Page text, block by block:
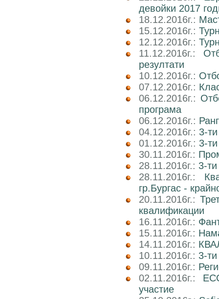
девойки 2017
18.12.2016г.:
15.12.2016г.:
12.12.2016г.:
11.12.2016г.:
резултати
10.12.2016г.:
07.12.2016г.:
06.12.2016г.:
програма
06.12.2016г.:
04.12.2016г.: 3-
01.12.2016г.: 3-
30.11.2016г.:
28.11.2016г.: 3-
28.11.2016г.:
гр.Бургас -
20.11.2016г.:
квалификации
16.11.2016г.:
15.11.2016г.:
14.11.2016г.:
10.11.2016г.: 3-
09.11.2016г.:
02.11.2016г.:
участие